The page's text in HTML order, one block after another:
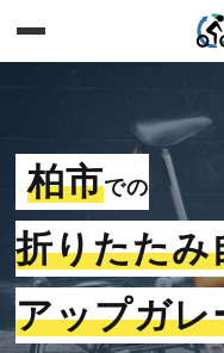
柏市での
折りたたみ
アップガレ